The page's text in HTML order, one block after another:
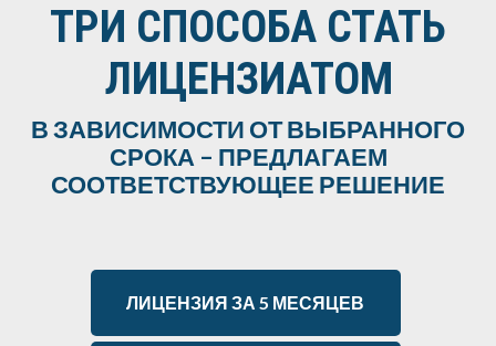
ТРИ СПОСОБА СТАТЬ
ЛИЦЕНЗИАТОМ
В ЗАВИСИМОСТИ ОТ ВЫБРАННОГО
СРОКА – ПРЕДЛАГАЕМ
СООТВЕТСТВУЮЩЕЕ РЕШЕНИЕ
ЛИЦЕНЗИЯ ЗА 5 МЕСЯЦЕВ